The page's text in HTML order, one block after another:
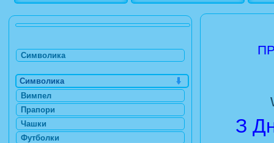
З
Символика
Символика
Вимпел
Прапори
Чашки
Футболки